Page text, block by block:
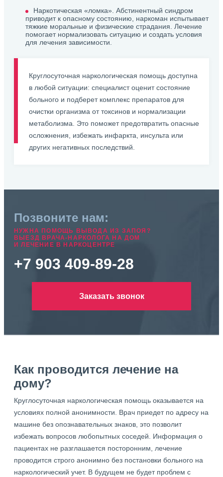
Наркотическая «ломка». Абстинентный синдром
приводит к опасному состоянию, наркоман испытывает
тяжкие моральные и физические страдания. Лечение
помогает нормализовать ситуацию и создать условия
для лечения зависимости.
Круглосуточная наркологическая помощь доступна
в любой ситуации: специалист оценит состояние
больного и подберет комплекс препаратов для
очистки организма от токсинов и нормализации
метаболизма. Это поможет предотвратить опасные
осложнения, избежать инфаркта, инсульта или
других негативных последствий.
Позвоните нам:
НУЖНА ПОМОЩЬ ВЫВОДА ИЗ ЗАПОЯ?
ВЫЕЗД ВРАЧА-НАРКОЛОГА НА ДОМ
И ЛЕЧЕНИЕ В НАРКОЦЕНТРЕ
+7 903 409-89-28
Заказать звонок
Как проводится лечение на
дому?
Круглосуточная наркологическая помощь оказывается на
условиях полной анонимности. Врач приедет по адресу на
машине без опознавательных знаков, это позволит
избежать вопросов любопытных соседей. Информация о
пациентах не разглашается посторонним, лечение
проводится строго анонимно без постановки больного на
наркологический учет. В будущем не будет проблем с